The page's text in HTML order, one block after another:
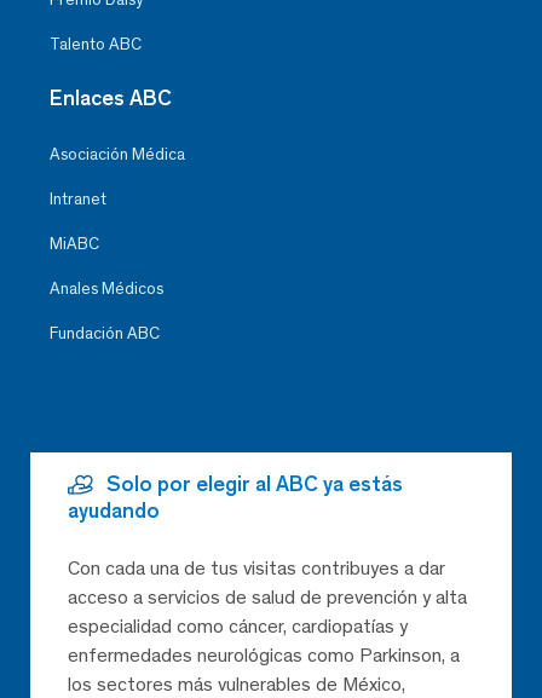
Talento ABC
Enlaces ABC
Asociación Médica
Intranet
MiABC
Anales Médicos
Fundación ABC
Solo por elegir al ABC ya estás
ayudando
Con cada una de tus visitas contribuyes a dar
acceso a servicios de salud de prevención y alta
especialidad como cáncer, cardiopatías y
enfermedades neurológicas como Parkinson, a
los sectores más vulnerables de México,